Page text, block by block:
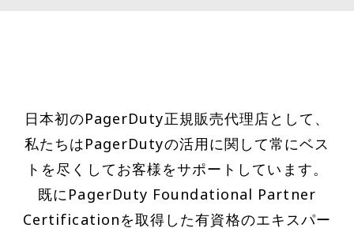
日本初のPagerDuty正規販売代理店として、
私たちはPagerDutyの活用に関して常にベス
トを尽くしてお客様をサポートしています。
既にPagerDuty Foundational Partner
Certificationを取得した有資格のエキスパー